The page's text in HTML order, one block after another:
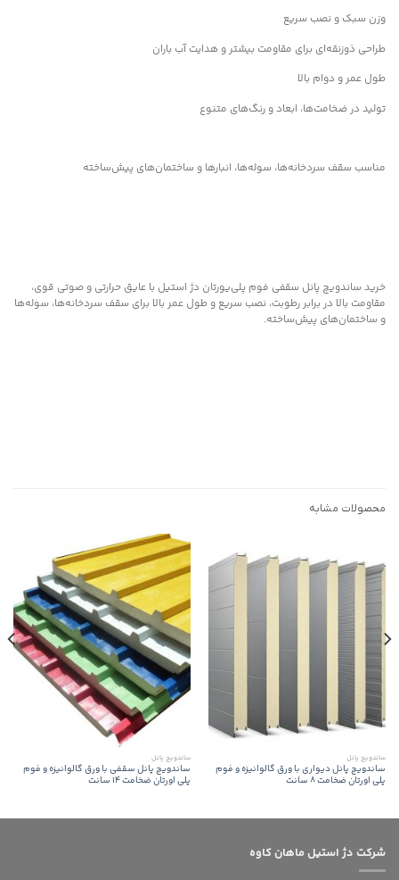
وزن سبک و نصب سریع
طراحی ذوزنقه‌ای برای مقاومت بیشتر و هدایت آب باران
طول عمر و دوام بالا
تولید در ضخامت‌ها، ابعاد و رنگ‌های متنوع
مناسب سقف سردخانه‌ها، سوله‌ها، انبارها و ساختمان‌های پیش‌ساخته
خرید ساندویچ پانل سقفی فوم پلی‌یورتان دژ استیل با عایق حرارتی و صوتی قوی،
مقاومت بالا در برابر رطوبت، نصب سریع و طول عمر بالا برای سقف سردخانه‌ها، سوله‌ها
و ساختمان‌های پیش‌ساخته.
محصولات مشابه
ساندویچ پانل
ساندویچ پانل دیواری با ورق گالوانیزه و فوم
پلی اورتان ضخامت 8 سانت
ساندویچ پانل
ساندویچ پانل سقفی با ورق گالوانیزه و فوم
پلی اورتان ضخامت 14 سانت
شرکت دژ استیل ماهان کاوه